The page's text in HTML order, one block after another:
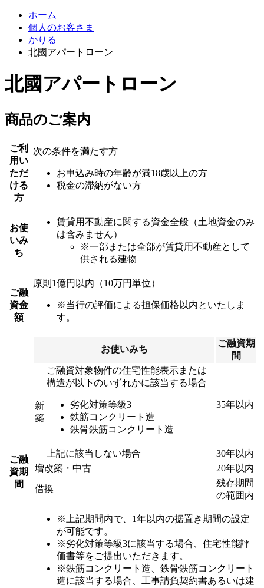
ホーム
個人のお客さま
かりる
北國アパートローン
北國アパートローン
商品のご案内
ご利
用い
ただ
ける
方
次の条件を満たす方
お申込み時の年齢が満18歳以上の方
税金の滞納がない方
お使
いみ
ち
賃貸用不動産に関する資金全般（土地資金のみ
は含みません）
※一部または全部が賃貸用不動産として
供される建物
ご融
資金
額
原則1億円以内 （10万円単位）
※当行の評価による担保価格以内といたしま
す。
ご融
資期
間
お使いみち
ご融資期
間
新
築
ご融資対象物件の住宅性能表示または
構造が以下のいずれかに該当する場合
劣化対策等級3
鉄筋コンクリート造
鉄骨鉄筋コンクリート造
35年以内
上記に該当しない場合
30年以内
増改築・中古
20年以内
借換
残存期間
の範囲内
※上記期間内で、1年以内の据置き期間の設定
が可能です。
※劣化対策等級3に該当する場合、住宅性能評
価書等をご提出いただきます。
※鉄筋コンクリート造、鉄骨鉄筋コンクリート
造に該当する場合、工事請負契約書あるいは建